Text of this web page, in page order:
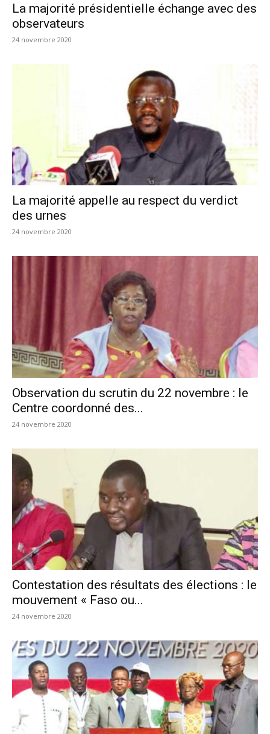
La majorité présidentielle échange avec des
observateurs
24 novembre 2020
La majorité appelle au respect du verdict
des urnes
24 novembre 2020
Observation du scrutin du 22 novembre : le
Centre coordonné des...
24 novembre 2020
Contestation des résultats des élections : le
mouvement « Faso ou...
24 novembre 2020